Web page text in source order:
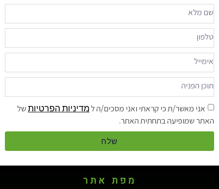
אני מאשר/ת כי קראתי ואני מסכים/ה למדיניות הפרטיותשל
האתר שמופיעה בתחתית האתר.
שלח
מפת אתר